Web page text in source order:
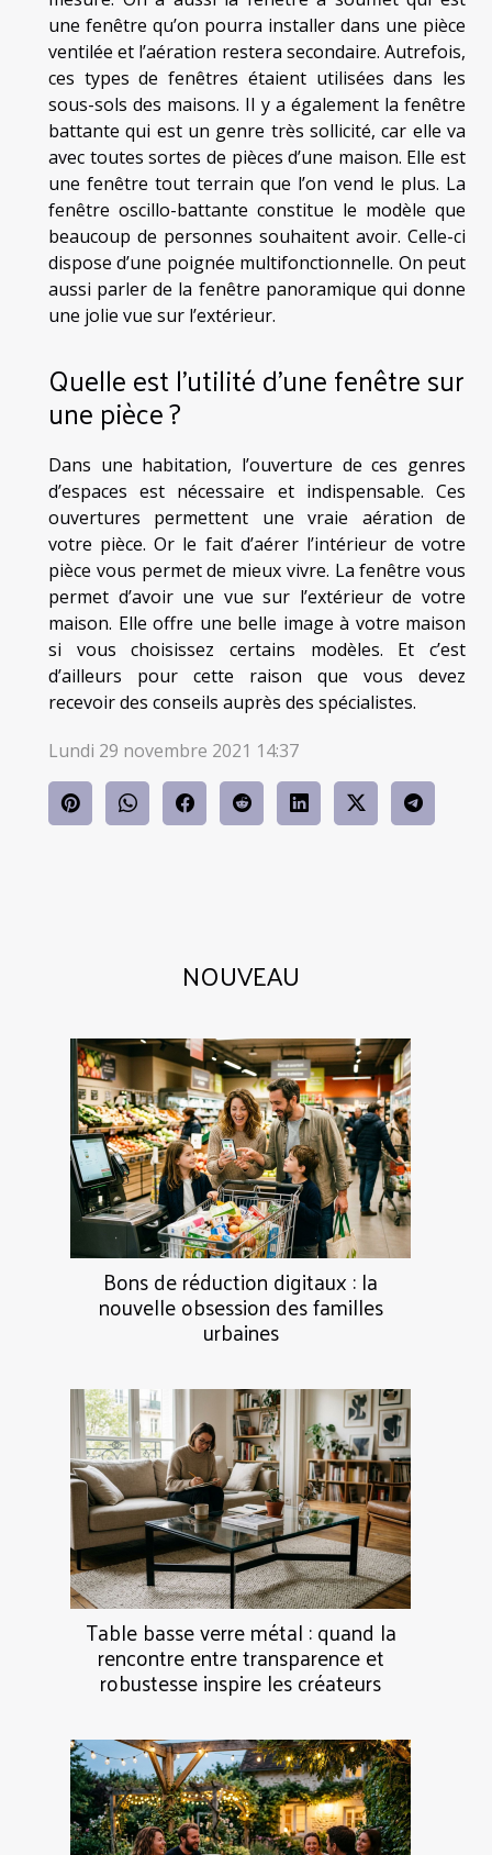
NOUVEAU
Bons de réduction digitaux : la
nouvelle obsession des familles
urbaines
Table basse verre métal : quand la
rencontre entre transparence et
robustesse inspire les créateurs
une fenêtre qu’on pourra installer dans une pièce
ventilée et l’aération restera secondaire. Autrefois,
ces types de fenêtres étaient utilisées dans les
sous-sols des maisons. Il y a également la fenêtre
battante qui est un genre très sollicité, car elle va
avec toutes sortes de pièces d’une maison. Elle est
une fenêtre tout terrain que l’on vend le plus. La
fenêtre oscillo-battante constitue le modèle que
beaucoup de personnes souhaitent avoir. Celle-ci
dispose d’une poignée multifonctionnelle. On peut
aussi parler de la fenêtre panoramique qui donne
une jolie vue sur l’extérieur.
Quelle est l’utilité d’une fenêtre sur
une pièce ?
Dans une habitation, l’ouverture de ces genres
d’espaces est nécessaire et indispensable. Ces
ouvertures permettent une vraie aération de
votre pièce. Or le fait d’aérer l’intérieur de votre
pièce vous permet de mieux vivre. La fenêtre vous
permet d’avoir une vue sur l’extérieur de votre
maison. Elle offre une belle image à votre maison
si vous choisissez certains modèles. Et c’est
d’ailleurs pour cette raison que vous devez
recevoir des conseils auprès des spécialistes.
Lundi 29 novembre 2021 14:37